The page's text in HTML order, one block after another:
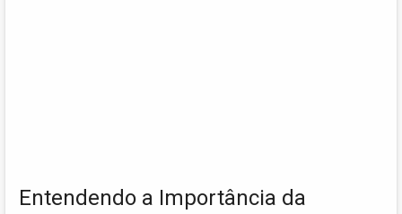
Entendendo a Importância da